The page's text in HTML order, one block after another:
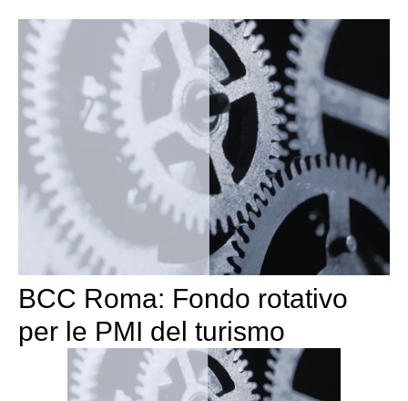
BCC Roma: Fondo rotativo
per le PMI del turismo